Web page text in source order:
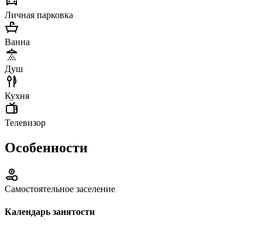
Личная парковка
Ванна
Душ
Кухня
Телевизор
Особенности
Самостоятельное заселение
Календарь занятости